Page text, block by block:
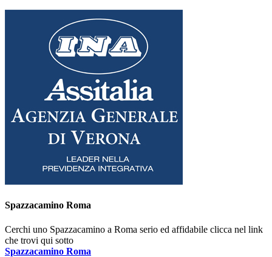
Spazzacamino Roma
Cerchi uno Spazzacamino a Roma serio ed affidabile clicca nel link
che trovi qui sotto
Spazzacamino Roma